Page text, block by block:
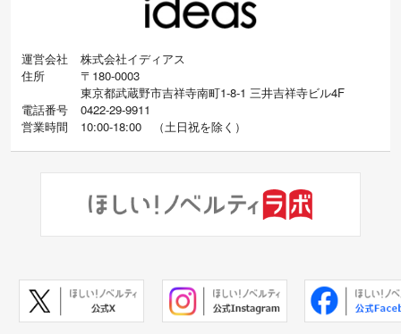
運営会社
株式会社イディアス
住所
〒180-0003
東京都武蔵野市吉祥寺南町1-8-1 三井吉祥寺ビル4F
電話番号
0422-29-9911
営業時間
10:00-18:00 （土日祝を除く）